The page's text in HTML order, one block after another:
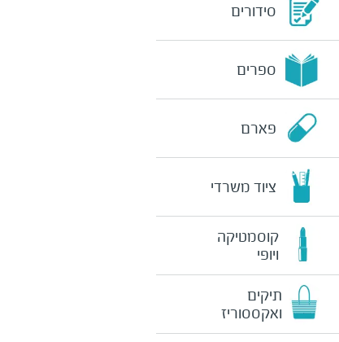
סידורים
ספרים
פארם
ציוד משרדי
קוסמטיקה
ויופי
תיקים
ואקססוריז